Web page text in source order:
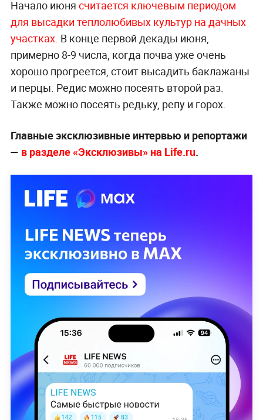
Начало июня считается ключевым периодом
для высадки теплолюбивых культур на дачных
участках. В конце первой декады июня,
примерно 8-9 числа, когда почва уже очень
хорошо прогреется, стоит высадить баклажаны
и перцы. Редис можно посеять второй раз.
Также можно посеять редьку, репу и горох.
Главные эксклюзивные интервью и репортажи
— в разделе «Эксклюзивы» на Life.ru.